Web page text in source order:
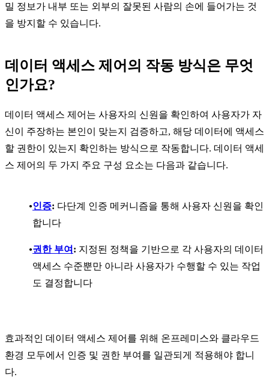
밀 정보가 내부 또는 외부의 잘못된 사람의 손에 들어가는 것
을 방지할 수 있습니다.
데이터 액세스 제어의 작동 방식은 무엇
인가요?
데이터 액세스 제어는 사용자의 신원을 확인하여 사용자가 자
신이 주장하는 본인이 맞는지 검증하고, 해당 데이터에 액세스
할 권한이 있는지 확인하는 방식으로 작동합니다. 데이터 액세
스 제어의 두 가지 주요 구성 요소는 다음과 같습니다.
인증: 다단계 인증 메커니즘을 통해 사용자 신원을 확인
합니다
권한 부여 : 지정된 정책을 기반으로 각 사용자의 데이터
액세스 수준뿐만 아니라 사용자가 수행할 수 있는 작업
도 결정합니다
효과적인 데이터 액세스 제어를 위해 온프레미스와 클라우드
환경 모두에서 인증 및 권한 부여를 일관되게 적용해야 합니
다.